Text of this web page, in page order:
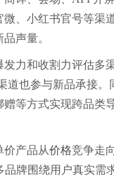
、小红书官号等渠
声量。
力和收割力评估多
道也参与新品承接。
等方式实现跨品类
价产品从价格竞争走
品牌围绕用户真实需